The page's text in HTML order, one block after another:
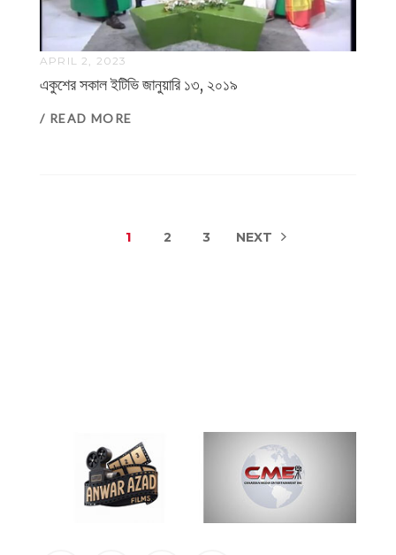
APRIL 2, 2023
একুশের সকাল ইটিভি জানুয়ারি ১৩, ২০১৯
/ READ MORE
1 2 3 NEXT